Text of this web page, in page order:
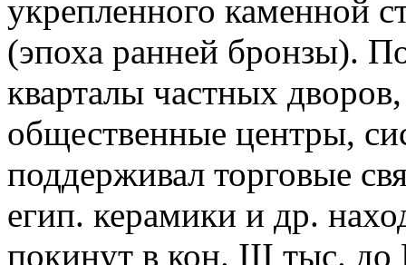
укрепленного каменной
(эпоха ранней бронзы).
кварталы частных
общественные центры,
поддерживал торговые
егип. керамики и др.
покинут в кон. III тыс. до